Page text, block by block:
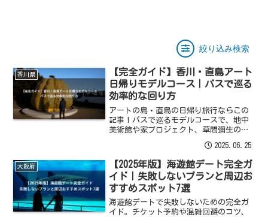
絞り込み検索
香川県
【完全ガイド】香川・直島アート
日帰りモデルコース｜バスで巡る
効率的な回り方
アートの島・直島の日帰り旅行ならこの
記事！バスで巡るモデルコースで、地中
美術館や家プロジェクト、草間彌生のか
2025.06.25
大阪府
【2025年版】海遊館デート完全ガ
イド｜失敗しないプランと周辺お
すすめスポット7選
海遊館デートで失敗しないための完全ガ
イド。チケット予約や混雑回避のコツ、